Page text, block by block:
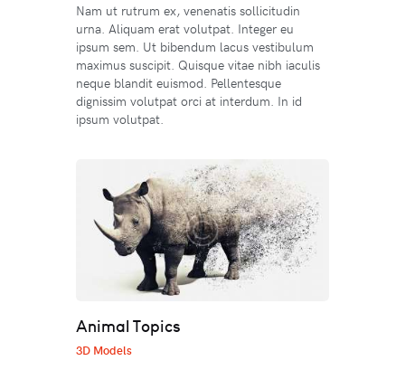
Nam ut rutrum ex, venenatis sollicitudin
urna. Aliquam erat volutpat. Integer eu
ipsum sem. Ut bibendum lacus vestibulum
maximus suscipit. Quisque vitae nibh iaculis
neque blandit euismod. Pellentesque
dignissim volutpat orci at interdum. In id
ipsum volutpat.
Animal Topics
3D Models